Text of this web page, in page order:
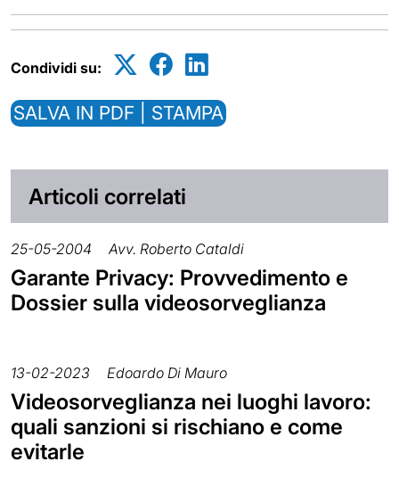
Condividi su:
SALVA IN PDF | STAMPA
Articoli correlati
25-05-2004 Avv. Roberto Cataldi
Garante Privacy: Provvedimento e
Dossier sulla videosorveglianza
13-02-2023 Edoardo Di Mauro
Videosorveglianza nei luoghi lavoro:
quali sanzioni si rischiano e come
evitarle